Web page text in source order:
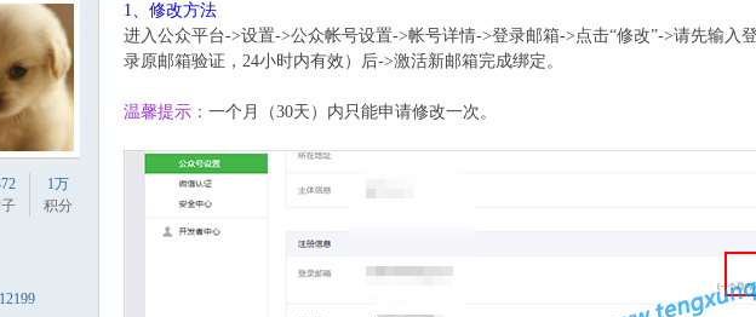
1万
积分
12199
1、修改方法
进入公众平台->设置->公众帐号设置->帐号详情->登录邮箱->点击“修改”->请先输入
录原邮箱验证，24小时内有效）后->激活新邮箱完成绑定。
温馨提示： 一个月（30天）内只能申请修改一次。